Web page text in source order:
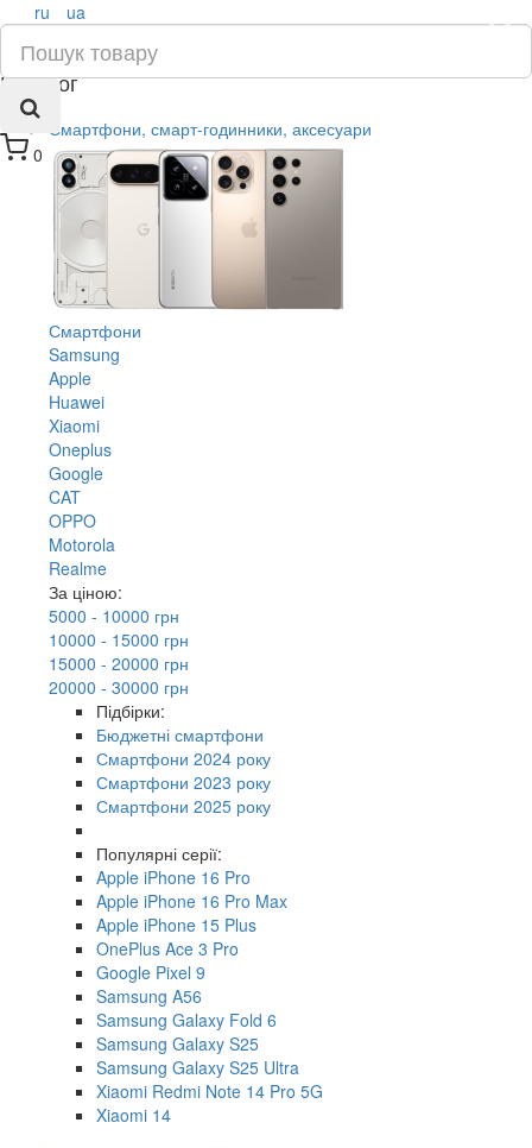
0
×
ru ua
Каталог
Смартфони, смарт-годинники, аксесуари
Смартфони
Samsung
Apple
Huawei
Xiaomi
Oneplus
Google
CAT
OPPO
Motorola
Realme
За ціною:
5000 - 10000 грн
10000 - 15000 грн
15000 - 20000 грн
20000 - 30000 грн
Підбірки:
Бюджетні смартфони
Смартфони 2024 року
Смартфони 2023 року
Смартфони 2025 року
Популярні серії:
Apple iPhone 16 Pro
Apple iPhone 16 Pro Max
Apple iPhone 15 Plus
OnePlus Ace 3 Pro
Google Pixel 9
Samsung A56
Samsung Galaxy Fold 6
Samsung Galaxy S25
Samsung Galaxy S25 Ultra
Xiaomi Redmi Note 14 Pro 5G
Xiaomi 14